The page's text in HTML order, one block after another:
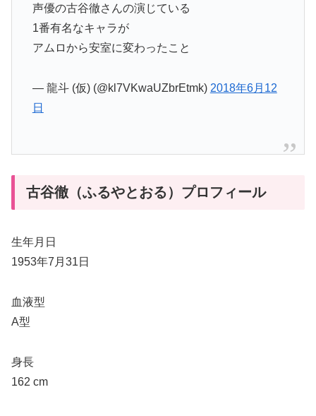
声優の古谷徹さんの演じている
1番有名なキャラが
アムロから安室に変わったこと
— 龍斗 (仮) (@kl7VKwaUZbrEtmk) 2018年6月12
日
古谷徹（ふるやとおる）プロフィール
生年月日
1953年7月31日
血液型
A型
身長
162 cm